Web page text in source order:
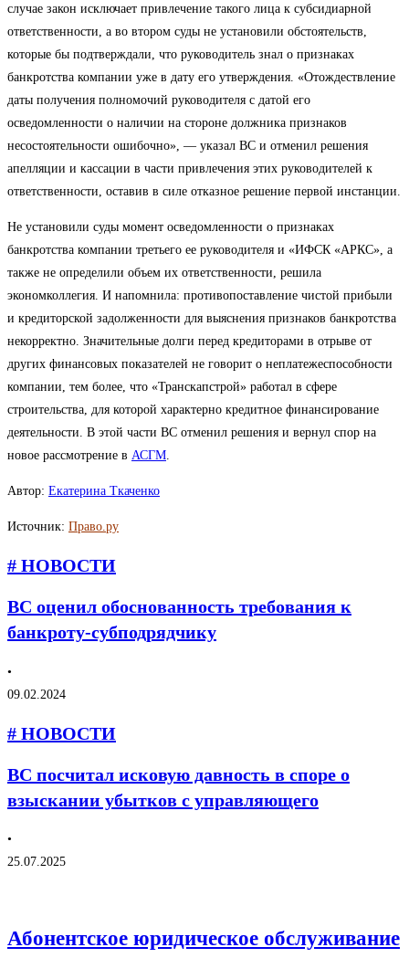
случае закон исключает привлечение такого лица к субсидиарной
ответственности, а во втором суды не установили обстоятельств,
которые бы подтверждали, что руководитель знал о признаках
банкротства компании уже в дату его утверждения. «Отождествление
даты получения полномочий руководителя с датой его
осведомленности о наличии на стороне должника признаков
несостоятельности ошибочно», — указал ВС и отменил решения
апелляции и кассации в части привлечения этих руководителей к
ответственности, оставив в силе отказное решение первой инстанции.
Не установили суды момент осведомленности о признаках
банкротства компании третьего ее руководителя и «ИФСК «АРКС», а
также не определили объем их ответственности, решила
экономколлегия. И напомнила: противопоставление чистой прибыли
и кредиторской задолженности для выяснения признаков банкротства
некорректно. Значительные долги перед кредиторами в отрыве от
других финансовых показателей не говорит о неплатежеспособности
компании, тем более, что «Транскапстрой» работал в сфере
строительства, для которой характерно кредитное финансирование
деятельности. В этой части ВС отменил решения и вернул спор на
новое рассмотрение в АСГМ
Автор: Екатерина Ткаченко
Источник: Право.ру
# НОВОСТИ
ВС оценил обоснованность требования к
банкроту-субподрядчику
•
09.02.2024
# НОВОСТИ
ВС посчитал исковую давность в споре о
взыскании убытков с управляющего
•
25.07.2025
Абонентское юридическое обслуживание